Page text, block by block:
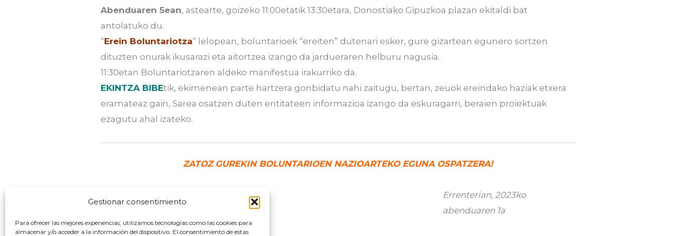
Gestionar consentimiento
Para ofrecer las mejores experiencias, utilizamos tecnologías como las cookies para
almacenar y/o acceder a la información del dispositivo. El consentimiento de estas
Abenduaren 5ean, astearte, goizeko 11:00etatik 13:30etara, Donostiako Gipuzkoa plazan ekitaldi bat
antolatuko du.
“Erein Boluntariotza” lelopean, boluntarioek “ereiten” dutenari esker, gure gizartean egunero sortzen
dituzten onurak ikusarazi eta aitortzea izango da jardueraren helburu nagusia.
11:30etan Boluntariotzaren aldeko manifestua irakurriko da.
EKINTZA BIBEtik, ekimenean parte hartzera gonbidatu nahi zaitugu, bertan, zeuok ereindako haziak etxera
eramateaz gain, Sarea osatzen duten entitateen informazioa izango da eskuragarri, beraien proiektuak
ezagutu ahal izateko.
ZATOZ GUREKIN BOLUNTARIOEN NAZIOARTEKO EGUNA OSPATZERA!
Errenterian, 2023ko
abenduaren 1a